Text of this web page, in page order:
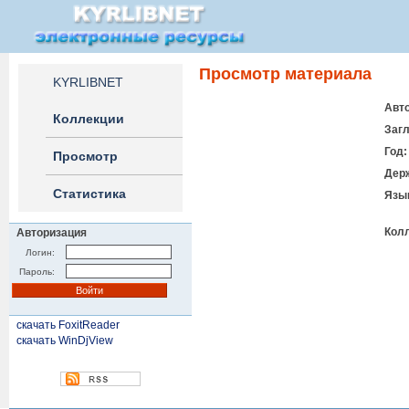
KYRLIBNET
Коллекции
Просмотр
Статистика
Авторизация
Логин:
Пароль:
скачать FoxitReader
скачать WinDjView
Просмотр материала
Год: